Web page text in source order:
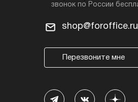
shop@foroffice.ru
Перезвоните мне